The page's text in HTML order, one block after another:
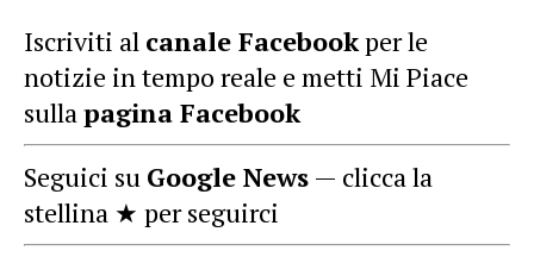
Iscriviti al canale Facebookper le
notizie in tempo reale e metti Mi Piace
sullapagina Facebook
Seguici su Google News — clicca la
stellina ★ per seguirci